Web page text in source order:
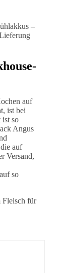
–
auf
ist bei
ist so
Angus
auf
Versand,
so
Fleisch für